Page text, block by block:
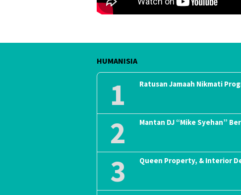
HUMANISIA
1 Ratusan Jamaah Nikmati
2 Mantan DJ “Mike Syehan”
3 Queen Property, & Interior